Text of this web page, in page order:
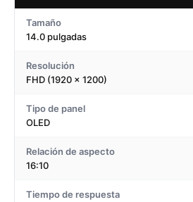
Tamaño
14.0 pulgadas
Resolución
FHD (1920 x 1200)
Tipo de panel
OLED
Relación de aspecto
16:10
Tiempo de respuesta